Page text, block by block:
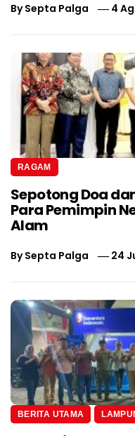
BySepta Palga 4
RAGAM
Sepotong Doa
Para Pemimpin
Alam
BySepta Palga 24
BERITA UTAMA